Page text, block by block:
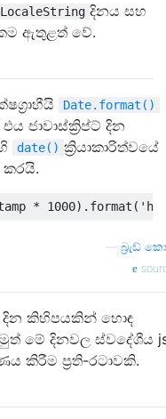
දිනය සහ
ඇතුළත් වේ.
Date.format()
ජාවාස්ක්‍රිප්ට් දින
date() ක්‍රියාකාරිත්වයේ
* 1000). format (
බ්‍රැඩ්
දින කිහිපයකින් හොඳ
මේ දිනවල ස්වදේශීය
කිරීම ප්‍රති-රටාවකි.